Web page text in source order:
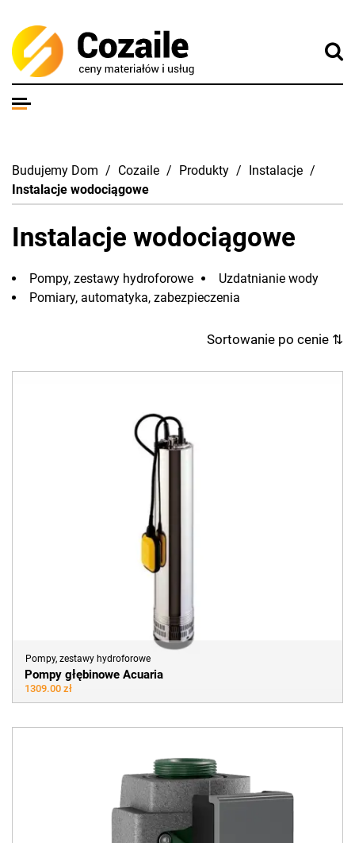
Budujemy Dom / Cozaile / Produkty / Instalacje /
Instalacje wodociągowe
Instalacje wodociągowe
Pompy, zestawy hydroforowe
Uzdatnianie wody
Pomiary, automatyka, zabezpieczenia
Sortowanie po cenie ⇅
Pompy, zestawy hydroforowe
Pompy głębinowe Acuaria
1309.00 zł